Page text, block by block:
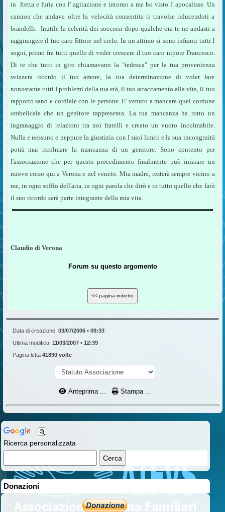
Ricerca personalizzata
Donazioni
in fretta e furia con l' agitazione e intorno a me ho visto l' apocalisse. Un
camion che andava oltre la velocità consentita ti travolse riducendoti a
brandelli. Inutile la celerità dei soccorsi dopo qualche ora te ne andasti a
raggiungere il tuo caro Ettore nel cielo. In un attimo si sono infranti tutti I
sogni, primo fra tutti quello di veder crescere il tuo caro nipote Francesco.
Di te che tutti in giro chiamavano la "tedesca" per la tua provenienza
svizzera ricordo il tuo amore, la tua determinazione di voler fare
nonostante tutti I problemi della tua età, il tuo attaccamento alla vita, il tuo
rapporto sano e cordiale con le persone. E' venuto a mancare quel cordone
ombelicale che un genitore rappresenta. La tua mancanza ha rotto un
ingranaggio di relazioni tra noi fratelli e creato un vuoto incolmabile.
Nulla e nessuno e neppure la giustizia con I suoi limiti e la sua incongruità
potrà mai ricolmare la mancanza di un genitore. Sono contento per
l'associazione che per questo procedimento finalmente può iniziare un
nuovo corso qui a Verona e nel veneto. Mia madre, resterà sempre vicino a
me, in ogni soffio dell'aria, in ogni parola che dirò e in tutto quello che farò
il suo ricordo sarà parte integrante della mia vita.
Claudio di Verona
Forum su questo argomento
Data di creazione: 03/07/2006 • 09:33
Ultima modifica: 11/03/2007 • 12:39
Pagina letta 41890 volte
Anteprima ... Stampa ...